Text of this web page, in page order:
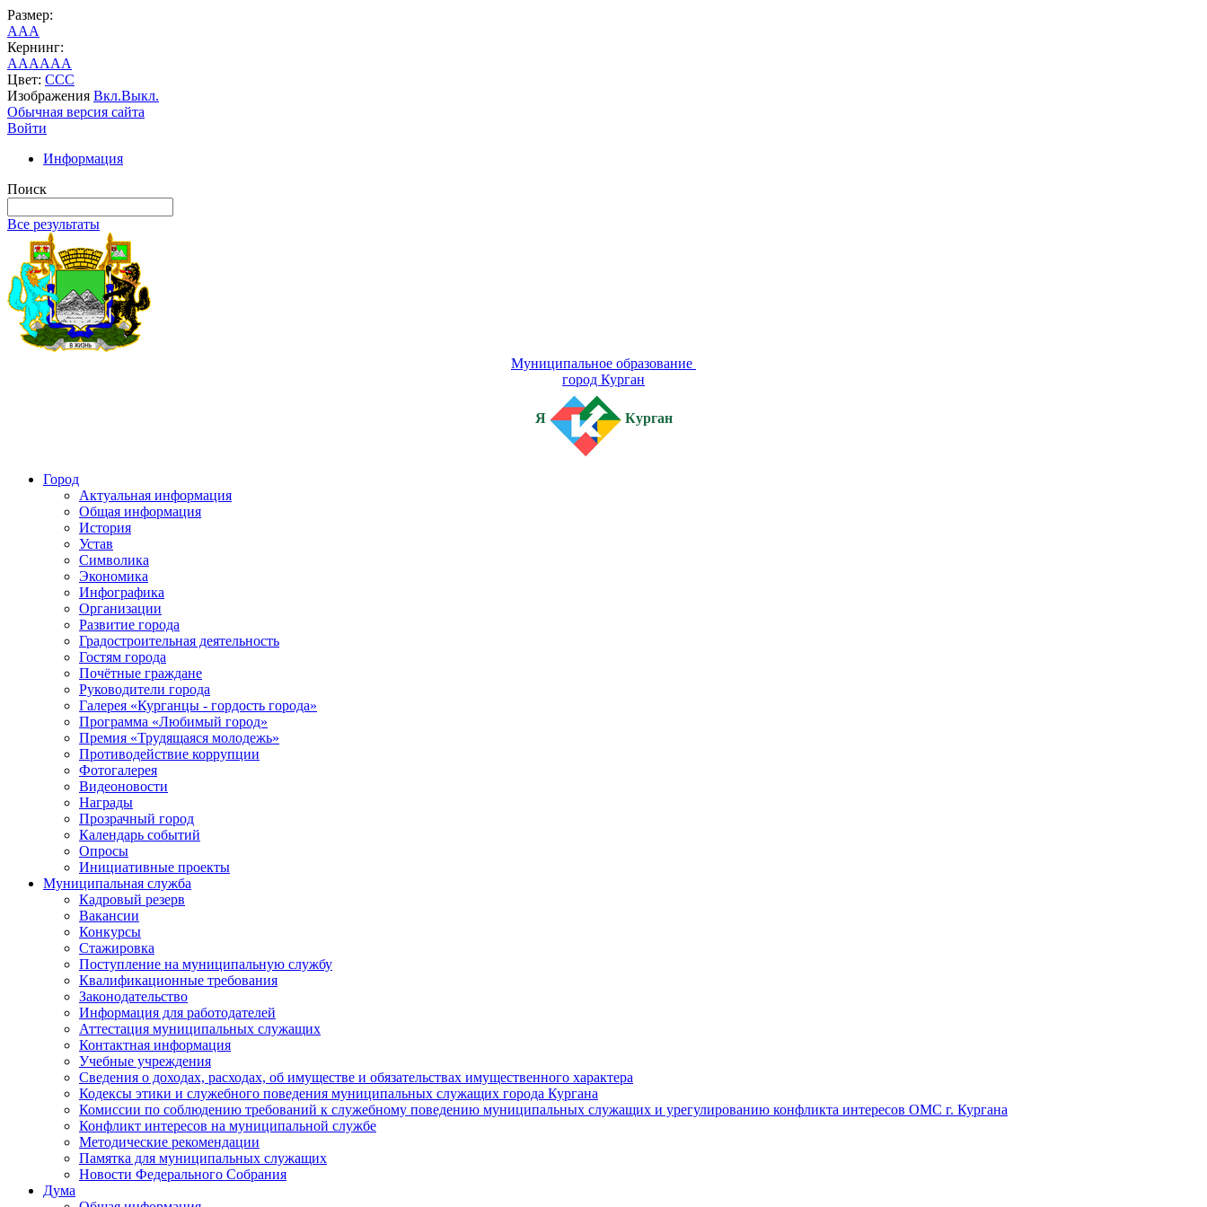
Размер:
AAA
Кернинг:
AAAAAA
Цвет: CCC
Изображения Вкл.Выкл.
Обычная версия сайта
Войти
Информация
Поиск
Все результаты
Муниципальное образование
город Курган
Я Курган
Город
Актуальная информация
Общая информация
История
Устав
Символика
Экономика
Инфографика
Организации
Развитие города
Градостроительная деятельность
Гостям города
Почётные граждане
Руководители города
Галерея «Курганцы - гордость города»
Программа «Любимый город»
Премия «Трудящаяся молодежь»
Противодействие коррупции
Фотогалерея
Видеоновости
Награды
Прозрачный город
Календарь событий
Опросы
Инициативные проекты
Муниципальная служба
Кадровый резерв
Вакансии
Конкурсы
Стажировка
Поступление на муниципальную службу
Квалификационные требования
Законодательство
Информация для работодателей
Аттестация муниципальных служащих
Контактная информация
Учебные учреждения
Сведения о доходах, расходах, об имуществе и обязательствах имущественного характера
Кодексы этики и служебного поведения муниципальных служащих города Кургана
Комиссии по соблюдению требований к служебному поведению муниципальных служащих и урегулированию конфликта интересов ОМС г. Кургана
Конфликт интересов на муниципальной службе
Методические рекомендации
Памятка для муниципальных служащих
Новости Федерального Cобрания
Дума